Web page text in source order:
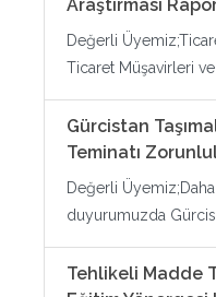
Araştırması
Değerli
Ticaret Müşavirleri ve
Gürcistan
Teminatı
Değerli
duyurumuzda
Tehlikeli Madde